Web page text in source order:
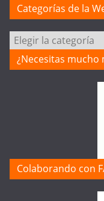
Categorías de la
Categorías
de
la
¿Necesitas mucho
Colaborando con